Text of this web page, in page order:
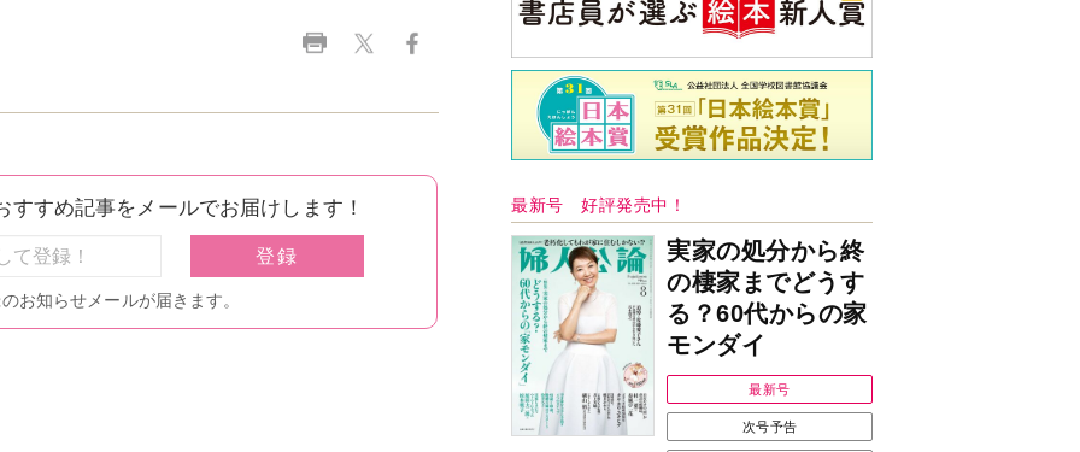
最新号 好評発売中！
実家の処分から終
の棲家までどうす
る？60代からの家
モンダイ
最新号
次号予告